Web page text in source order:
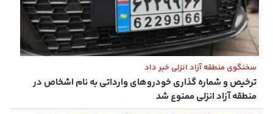
سخنگوی منطقه آزاد انزلی خبر داد
ترخیص و شماره ‌گذاری خودروهای وارداتی به نام اشخاص در
منطقه آزاد انزلی ممنوع شد